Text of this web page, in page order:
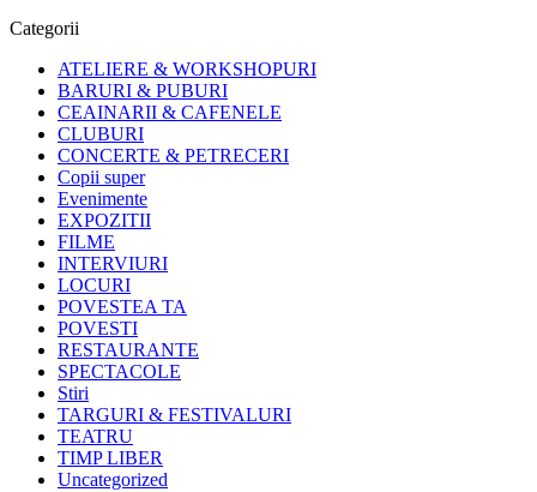
Categorii
ATELIERE & WORKSHOPURI
BARURI & PUBURI
CEAINARII & CAFENELE
CLUBURI
CONCERTE & PETRECERI
Copii super
Evenimente
EXPOZITII
FILME
INTERVIURI
LOCURI
POVESTEA TA
POVESTI
RESTAURANTE
SPECTACOLE
Stiri
TARGURI & FESTIVALURI
TEATRU
TIMP LIBER
Uncategorized